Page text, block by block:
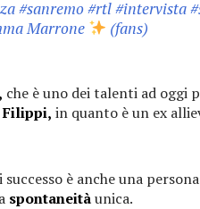
#sanremo#rtl#intervista
Marrone
(fans)
che è uno dei talenti ad oggi
Filippi, in quanto è un ex
è anche una
spontaneitàunica.